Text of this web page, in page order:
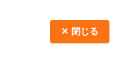
✕ 閉じる